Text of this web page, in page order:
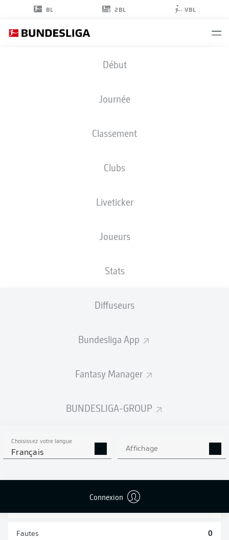
BL 2BL VBL
Début
Journée
Classement
Clubs
Liveticker
Joueurs
Stats
Diffuseurs
Bundesliga App
Fantasy Manager
BUNDESLIGA-GROUP
Choisissez votre langue
Français Affichage
Connexion
STATS DE LA SAISON
2026/2027
0 0
Fautes 0